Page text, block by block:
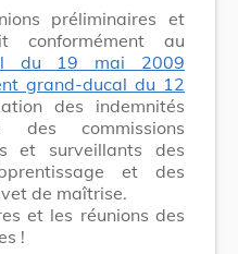
préliminaires et
au
du 19 mai 2009
grand-ducal du 12
des indemnités
commissions
et surveillants des
et des
de maîtrise.
et les réunions des
!